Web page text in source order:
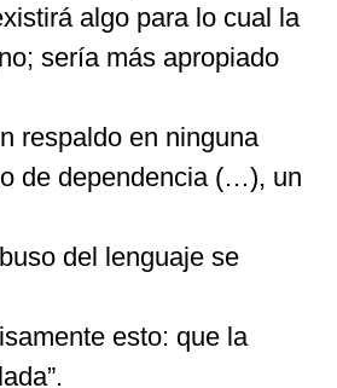
algo para lo cual la
sería más apropiado
respaldo en ninguna
de dependencia (…), un
del lenguaje se
esto: que la